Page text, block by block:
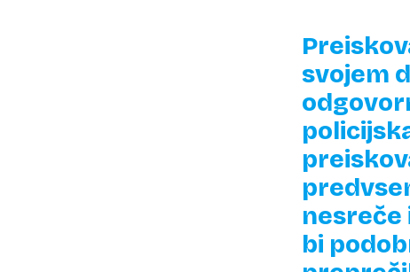
svojem
nesreče
bi